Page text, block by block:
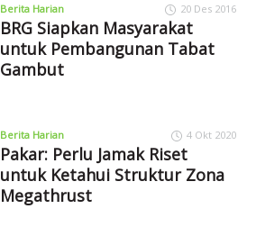
Berita Harian 20 Des 2016
BRG Siapkan Masyarakat
untuk Pembangunan Tabat
Gambut
Berita Harian 4 Okt 2020
Pakar: Perlu Jamak Riset
untuk Ketahui Struktur Zona
Megathrust